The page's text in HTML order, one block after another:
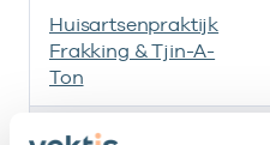
Huisartsenpraktijk
Frakking & Tjin-A-
Ton
Cooperatie